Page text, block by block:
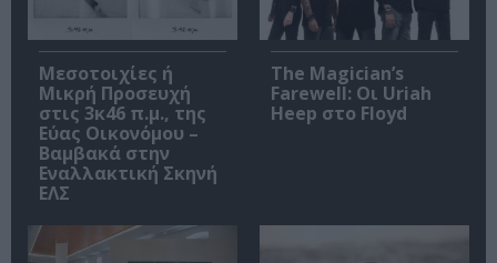
Μεσοτοιχίες ή
Μικρή Προσευχή
στις 3κ46 π.μ., της
Εύας Οικονόμου –
Βαμβακά στην
Εναλλακτική Σκηνή
ΕΛΣ
The Magician’s
Farewell: Οι Uriah
Heep στο Floyd